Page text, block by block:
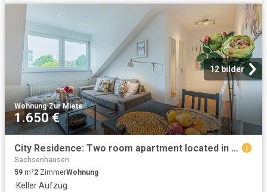
12 bilder
Wohnung·Zur Miete
1.650 €
City Residence: Two room apartment located in a quiet residential area of Sachsenhausen – euhabitat
Sachsenhausen
59 m²2 ZimmerWohnung
·Keller·Aufzug